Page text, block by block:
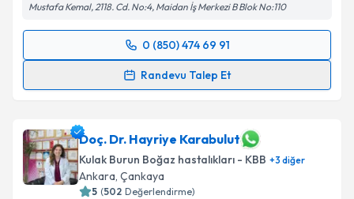
Mustafa Kemal, 2118. Cd. No:4, Maidan İş Merkezi B Blok No:110
0 (850) 474 69 91
Randevu Talep Et
Randevu Takvimi Talebi
takvim hazırlandığında e-posta ile bilgilendireceğiz.
E-posta Adresiniz
Doç. Dr. Hayriye Karabulut
Kulak Burun Boğaz hastalıkları - KBB +3 diğer
Ankara, Çankaya
5 (502 Değerlendirme)